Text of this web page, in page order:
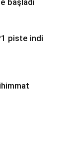
başladı
piste indi